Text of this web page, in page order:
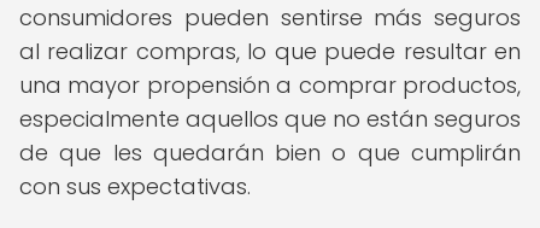
consumidores pueden sentirse más seguros
al realizar compras, lo que puede resultar en
una mayor propensión a comprar productos,
especialmente aquellos que no están seguros
de que les quedarán bien o que cumplirán
con sus expectativas.